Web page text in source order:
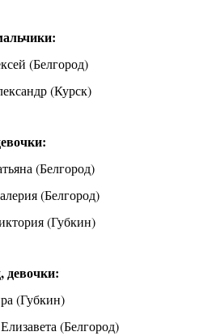
(Белгород)
(Курск)
(Белгород)
(Белгород)
(Губкин)
девочки:
(Губкин)
(Белгород)